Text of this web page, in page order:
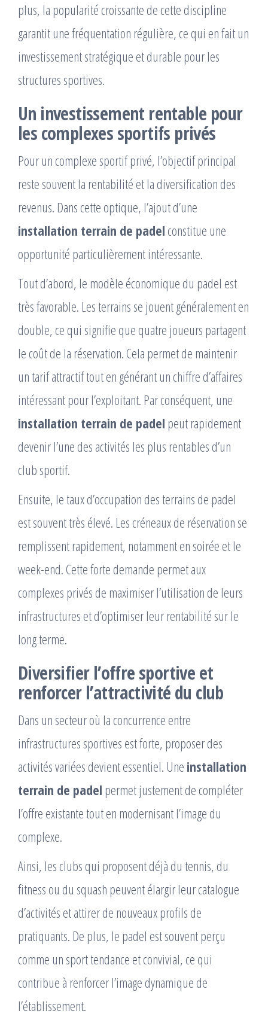
plus, la popularité croissante de cette discipline
garantit une fréquentation régulière, ce qui en fait un
investissement stratégique et durable pour les
structures sportives.
Un investissement rentable pour
les complexes sportifs privés
Pour un complexe sportif privé, l’objectif principal
reste souvent la rentabilité et la diversification des
revenus. Dans cette optique, l’ajout d’une
installation terrain de padel constitue une
opportunité particulièrement intéressante.
Tout d’abord, le modèle économique du padel est
très favorable. Les terrains se jouent généralement en
double, ce qui signifie que quatre joueurs partagent
le coût de la réservation. Cela permet de maintenir
un tarif attractif tout en générant un chiffre d’affaires
intéressant pour l’exploitant. Par conséquent, une
installation terrain de padel peut rapidement
devenir l’une des activités les plus rentables d’un
club sportif.
Ensuite, le taux d’occupation des terrains de padel
est souvent très élevé. Les créneaux de réservation se
remplissent rapidement, notamment en soirée et le
week-end. Cette forte demande permet aux
complexes privés de maximiser l’utilisation de leurs
infrastructures et d’optimiser leur rentabilité sur le
long terme.
Diversifier l’offre sportive et
renforcer l’attractivité du club
Dans un secteur où la concurrence entre
infrastructures sportives est forte, proposer des
activités variées devient essentiel. Une installation
terrain de padel permet justement de compléter
l’offre existante tout en modernisant l’image du
complexe.
Ainsi, les clubs qui proposent déjà du tennis, du
fitness ou du squash peuvent élargir leur catalogue
d’activités et attirer de nouveaux profils de
pratiquants. De plus, le padel est souvent perçu
comme un sport tendance et convivial, ce qui
contribue à renforcer l’image dynamique de
l’établissement.